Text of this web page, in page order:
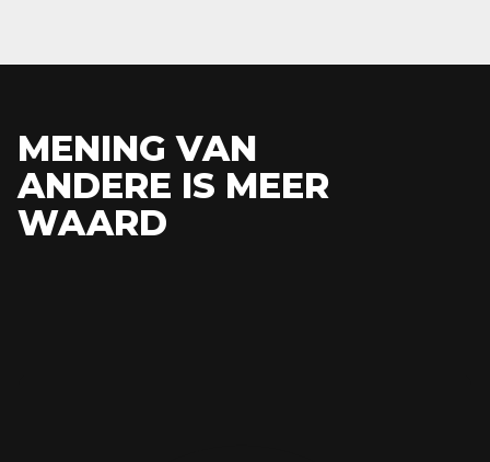
MENING VAN
ANDERE IS MEER
WAARD